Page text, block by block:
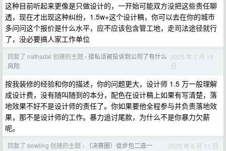
这种目前听起来更像是只做设计的，一开始可能双方没把这些责任聊
透，现在才出现这种纠纷，1.5w+这个设计稿，你可以去在你的城市
多问问这个报价是什么水平，应不应该包含管工地，走司法途径就行
了，没必要搞人家工作单位
回复了 nathadai 创建的主题 › 接私活被投诉到公司了有什么
风险
2025 年 7 月 16
日
按我装修的经验和你的描述，你的问题更大，设计师 1.5 万一般理解
成设计费，没有随叫随到的本分，配色在设计稿上如果有写清楚，落
地效果不好不是设计师的责任了。你如果要他全程参与并负责落地效
果，那不是设计师的工作。暴力追讨尾款，为什么不是你暴力欠薪
呢。
回复了 bowling 创建的主题 › （决赛圈）徒步包二选一 2025 年 6 月 11 日